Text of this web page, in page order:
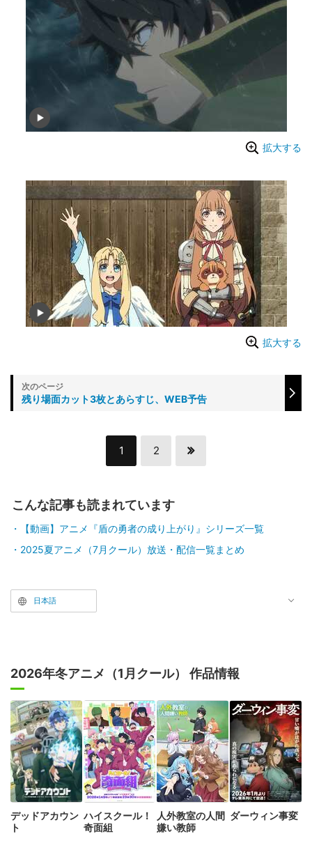
拡大する
拡大する
残り場面カット3枚とあらすじ、WEB予告
1 2
こんな記事も読まれています
【動画】アニメ『盾の勇者の成り上がり』シリーズ一覧
2025夏アニメ（7月クール）放送・配信一覧まとめ
日本語
2026年冬アニメ（1月クール） 作品情報
デッドアカウン
ト
ハイスクール！
奇面組
人外教室の人間
嫌い教師
ダーウィン事変